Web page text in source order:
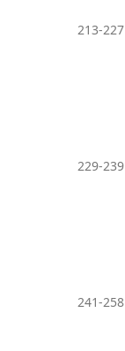
213-227
229-239
241-258